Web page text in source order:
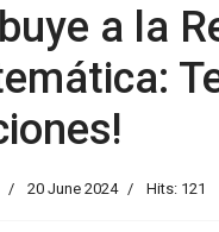
a la
20 June 2024 Hits: 121